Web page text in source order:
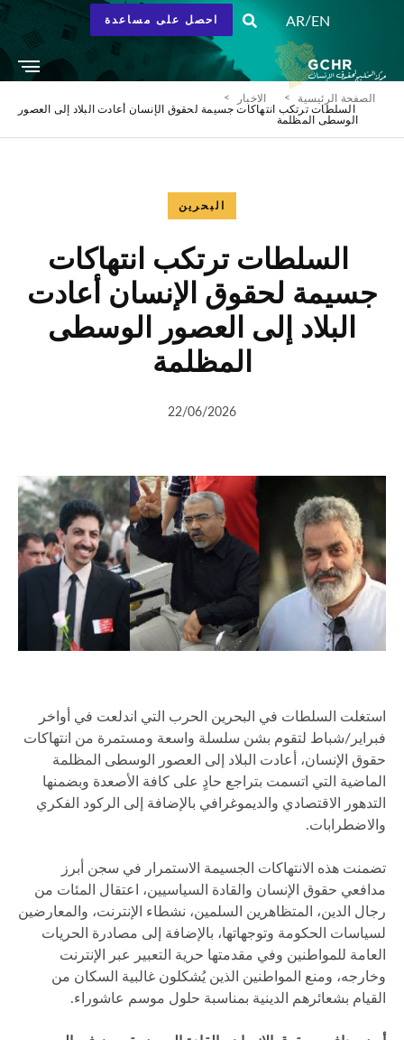
EN
/
AR احصل على مساعدة
الصفحة الرئيسية
الاخبار
السلطات ترتكب انتهاكات جسيمة لحقوق الإنسان أعادت البلاد إلى العصور
الوسطى المظلمة
البحرين
السلطات ترتكب انتهاكات
جسيمة لحقوق الإنسان أعادت
البلاد إلى العصور الوسطى
المظلمة
22/06/2026
استغلت السلطات في البحرين الحرب التي اندلعت في أواخر
فبراير/شباط لتقوم بشن سلسلة واسعة ومستمرة من انتهاكات
حقوق الإنسان، أعادت البلاد إلى العصور الوسطى المظلمة
الماضية التي اتسمت بتراجع حادٍ على كافة الأصعدة وبضمنها
التدهور الاقتصادي والديموغرافي بالإضافة إلى الركود الفكري
والاضطرابات.
تضمنت هذه الانتهاكات الجسيمة الاستمرار في سجن أبرز
مدافعي حقوق الإنسان والقادة السياسيين، اعتقال المئات من
رجال الدين، المتظاهرين السلمين، نشطاء الإنترنت، والمعارضين
لسياسات الحكومة وتوجهاتها، بالإضافة إلى مصادرة الحريات
العامة للمواطنين وفي مقدمتها حرية التعبير عبر الإنترنت
وخارجه، ومنع المواطنين الذين يُشكلون غالبية السكان من
القيام بشعائرهم الدينية بمناسبة حلول موسم عاشوراء.